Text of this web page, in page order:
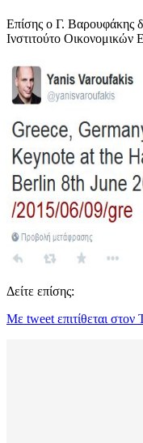
Επίσης ο Γ. Βαρουφάκης
Ινστιτούτο Οικονομικών
Δείτε επίσης:
Με tweet επιτίθεται